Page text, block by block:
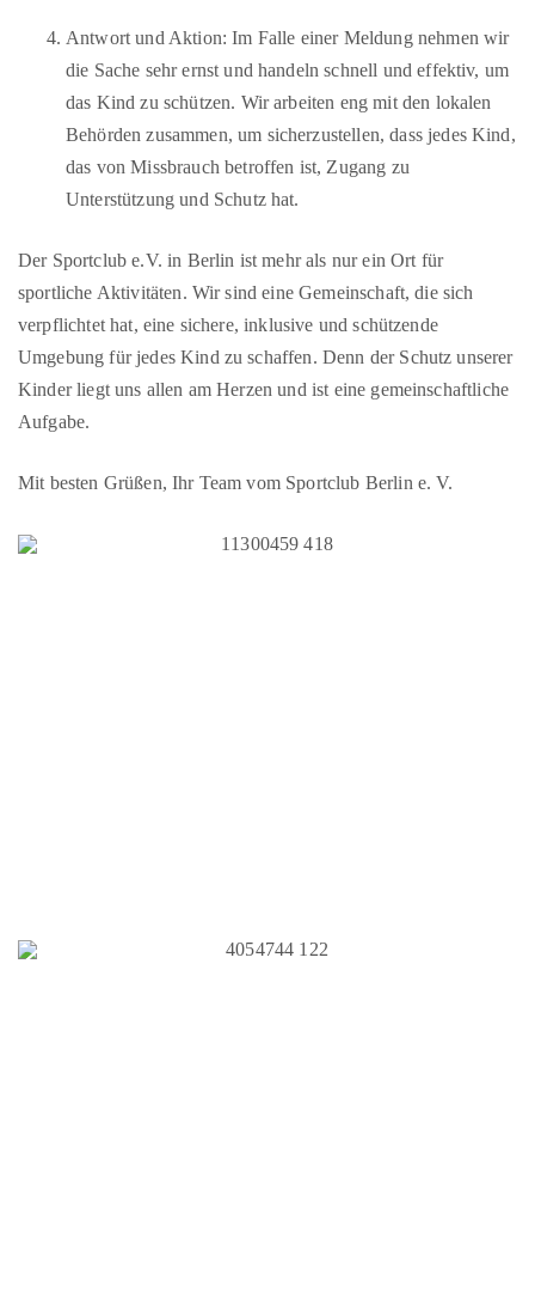
Antwort und Aktion: Im Falle einer Meldung nehmen wir
die Sache sehr ernst und handeln schnell und effektiv, um
das Kind zu schützen. Wir arbeiten eng mit den lokalen
Behörden zusammen, um sicherzustellen, dass jedes Kind,
das von Missbrauch betroffen ist, Zugang zu
Unterstützung und Schutz hat.
Der Sportclub e.V. in Berlin ist mehr als nur ein Ort für
sportliche Aktivitäten. Wir sind eine Gemeinschaft, die sich
verpflichtet hat, eine sichere, inklusive und schützende
Umgebung für jedes Kind zu schaffen. Denn der Schutz unserer
Kinder liegt uns allen am Herzen und ist eine gemeinschaftliche
Aufgabe.
Mit besten Grüßen, Ihr Team vom Sportclub Berlin e. V.